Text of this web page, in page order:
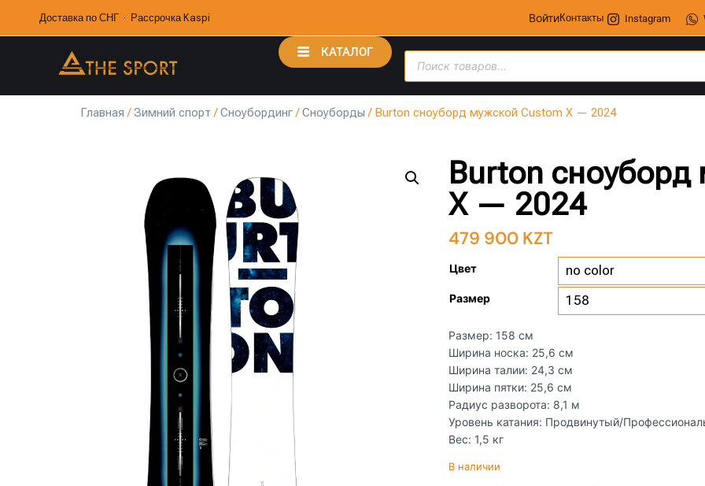
Доставка по СНГ · Рассрочка Kaspi ВойтиКонтакты Instagram
КАТАЛОГ
Главная /Зимний спорт /Сноубординг/Сноуборды / Burton сноуборд мужской Custom X — 2024
Burton
X — 2024
479 900 KZT
Цвет
Размер
Размер: 158 см
Ширина носка: 25,6 см
Ширина талии: 24,3 см
Ширина пятки: 25,6 см
Радиус разворота: 8,1 м
Уровень катания: Продвинутый/
Вес: 1,5 кг
В наличии